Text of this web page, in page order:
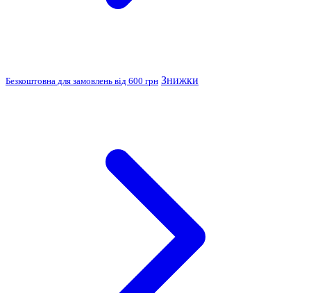
Безкоштовна для замовлень від 600 грн Знижки